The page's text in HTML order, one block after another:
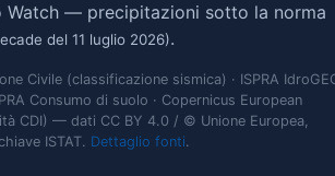
Watch — precipitazioni sotto la norma
del 11 luglio 2026).
Civile (classificazione sismica) · ISPRA
Consumo di suolo · Copernicus European
CDI) — dati CC BY 4.0 / © Unione Europea,
ISTAT. Dettaglio fonti.